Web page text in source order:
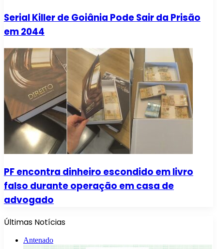
Serial Killer de Goiânia Pode Sair da Prisão
em 2044
PF encontra dinheiro escondido em livro
falso durante operação em casa de
advogado
Últimas Notícias
Antenado